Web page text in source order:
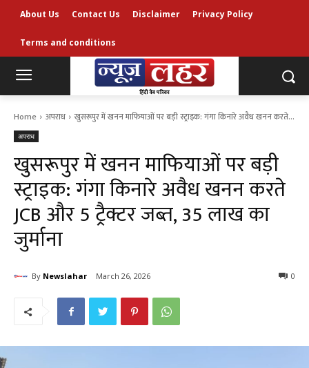
About Us Contact Us Disclaimer Privacy Policy
Terms and conditions
Home अपराध खुसरूपुर में खनन माफियाओं पर बड़ी स्ट्राइक: गंगा किनारे अवैध खनन करते...
अपराध
खुसरूपुर में खनन माफियाओं पर बड़ी
स्ट्राइक: गंगा किनारे अवैध खनन करते
JCB और 5 ट्रैक्टर जब्त, ₹35 लाख का
जुर्माना
By Newslahar March 26, 2026 0